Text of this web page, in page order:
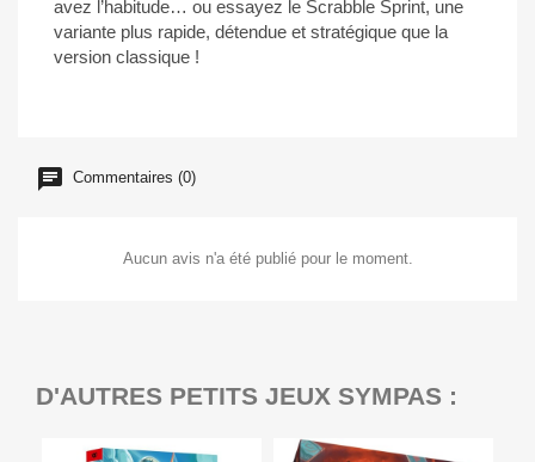
avez l’habitude… ou essayez le Scrabble Sprint, une
variante plus rapide, détendue et stratégique que la
version classique !
Commentaires (0)
Aucun avis n'a été publié pour le moment.
D'AUTRES PETITS JEUX SYMPAS :